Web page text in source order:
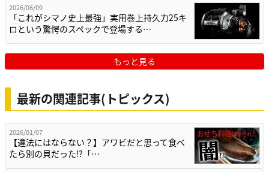
2026/06/09
「これがシマノ史上最強」実用巻上持久力25キ
ロという驚愕のスペックで登場する…
もっと見る
最新の関連記事(トピックス)
2026/01/07
【違法にはならない？】アワビだと思って食べ
たら別の貝だった⁉「…